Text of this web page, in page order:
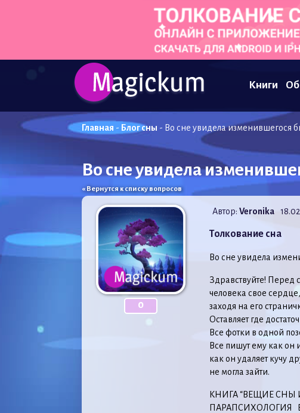
Книги Об
Главная - Блог сны - Во сне увидела изменившегося
Во сне увидела
« Вернутся к списку вопросов
0
Автор: Veronika
Толкование сна
Во сне увидела
Здравствуйте! Перед
человека свое
заходя на его
Оставляет где
Все фотки в одной
Все пишут ему как он
как он удаляет кучу
не могла зайти.
КНИГА “ВЕЩИЕ
ПАРАПСИХОЛОГИЯ